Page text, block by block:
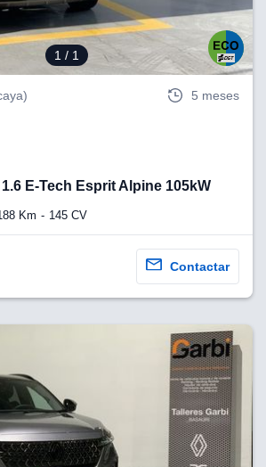
1 / 1
5 meses
E-Tech Esprit Alpine 105kW
Km 145 CV
Contactar